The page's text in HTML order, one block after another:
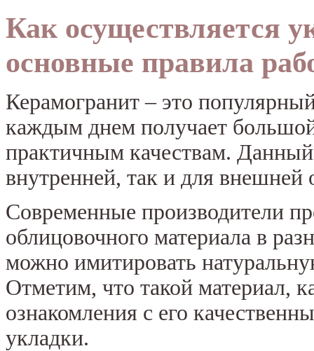
Как осуществляется
основные правила
Керамогранит – это
каждым днем получает
практичным качествам.
внутренней, так и для внешней
Современные производители
облицовочного материала в
можно имитировать
Отметим, что такой материал,
ознакомления с его
укладки.